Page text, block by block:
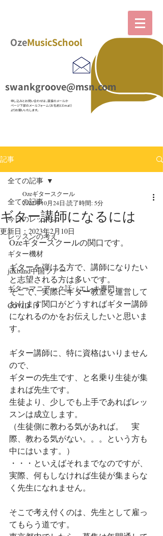
OzeMusicSchool
swankgroove@msn.com
​申し込みとお問い合わせは、直接のメールか
ページ下部のメールフォーム（お名前とEmail）
よりお願いいたします。
記事
全ての記事
今日のレッスン
レッスンの考え
ギター機材
jdkband中国ツアー
ギターマニアック話（エレキ専門）
COVID-19
全ての記事
ギター講師になるには
Ozeギタースクール
2022年10月24日 読了時間: 5分
更新日： 2023年2月10日
Ozeギタースクールの関口です。
ギターを弾ける方で、講師になりたい
と志望される方は多いです。
そこで、実際にギター教室を運営して
おります関口がどうすればギター講師
になれるのかをお伝えしたいと思いま
す。
ギター講師に、特に資格はいりません
ので、
ギターの先生です、と名乗り生徒が集
まれば先生です。
生徒より、少しでも上手であればレッ
スンは成立します。
（生徒側に教わる気があれば。　実
際、教わる気がない。。。という方も
中にはいます。）
・・・といえばそれまでなのですが、
実際、何もしなければ生徒が集まらな
く先生になれません。
そこで考え付くのは、先生として雇っ
てもらう道です。